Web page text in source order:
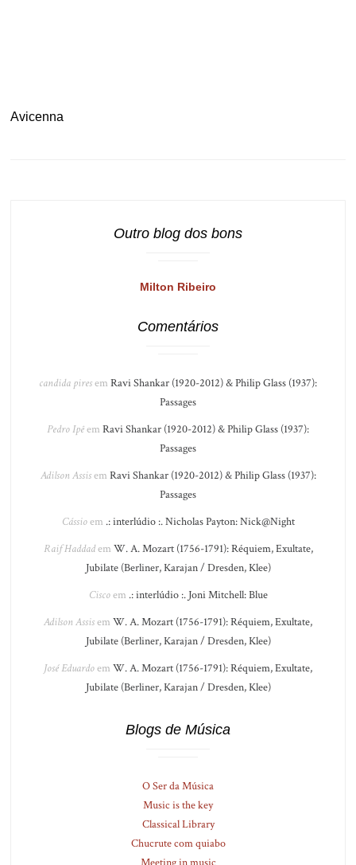
Avicenna
Outro blog dos bons
Milton Ribeiro
Comentários
candida piresem Ravi Shankar (1920-2012) & Philip Glass (1937):
Passages
Pedro Ipêem Ravi Shankar (1920-2012) & Philip Glass (1937):
Passages
Adilson Assisem Ravi Shankar (1920-2012) & Philip Glass (1937):
Passages
Cássioem .: interlúdio :. Nicholas Payton: Nick@Night
Raif Haddadem W. A. Mozart (1756-1791): Réquiem, Exultate,
Jubilate (Berliner, Karajan / Dresden, Klee)
Ciscoem .: interlúdio :. Joni Mitchell: Blue
Adilson Assisem W. A. Mozart (1756-1791): Réquiem, Exultate,
Jubilate (Berliner, Karajan / Dresden, Klee)
José Eduardoem W. A. Mozart (1756-1791): Réquiem, Exultate,
Jubilate (Berliner, Karajan / Dresden, Klee)
Blogs de Música
O Ser da Música
Music is the key
Classical Library
Chucrute com quiabo